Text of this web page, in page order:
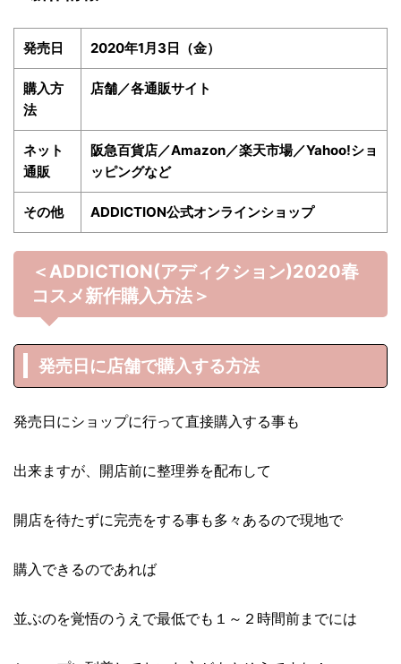
発売日 2020年1月3日（金）
購入方
法
店舗／各通販サイト
ネット
通販
阪急百貨店／Amazon／楽天市場／Yahoo!ショ
ッピングなど
その他 ADDICTION公式オンラインショップ
＜ADDICTION(アディクション)2020春
コスメ新作購入方法＞
発売日に店舗で購入する方法
発売日にショップに行って直接購入する事も
出来ますが、開店前に整理券を配布して
開店を待たずに完売をする事も多々あるので現地で
購入できるのであれば
並ぶのを覚悟のうえで最低でも１～２時間前までには